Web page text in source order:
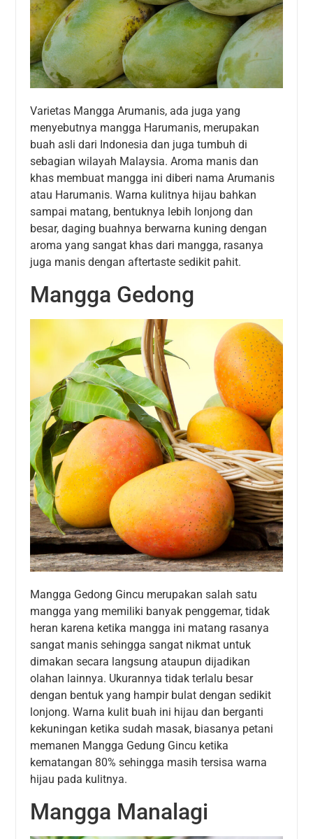
Varietas Mangga Arumanis, ada juga yang
menyebutnya mangga Harumanis, merupakan
buah asli dari Indonesia dan juga tumbuh di
sebagian wilayah Malaysia. Aroma manis dan
khas membuat mangga ini diberi nama Arumanis
atau Harumanis. Warna kulitnya hijau bahkan
sampai matang, bentuknya lebih lonjong dan
besar, daging buahnya berwarna kuning dengan
aroma yang sangat khas dari mangga, rasanya
juga manis dengan aftertaste sedikit pahit.
Mangga Gedong
Mangga Gedong Gincu merupakan salah satu
mangga yang memiliki banyak penggemar, tidak
heran karena ketika mangga ini matang rasanya
sangat manis sehingga sangat nikmat untuk
dimakan secara langsung ataupun dijadikan
olahan lainnya. Ukurannya tidak terlalu besar
dengan bentuk yang hampir bulat dengan sedikit
lonjong. Warna kulit buah ini hijau dan berganti
kekuningan ketika sudah masak, biasanya petani
memanen Mangga Gedung Gincu ketika
kematangan 80% sehingga masih tersisa warna
hijau pada kulitnya.
Mangga Manalagi